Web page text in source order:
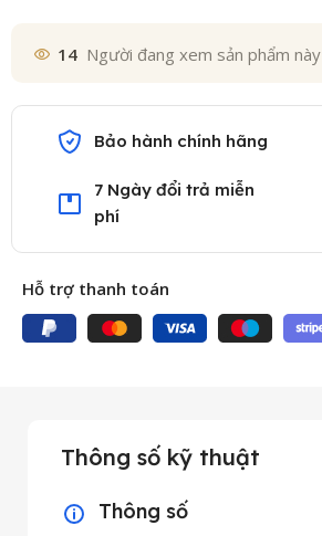
14 Người đang xem sản phẩm này
Bảo hành chính hãng
7 Ngày đổi trả miễn
phí
Hỗ trợ thanh toán
Thông số kỹ thuật
Thông số